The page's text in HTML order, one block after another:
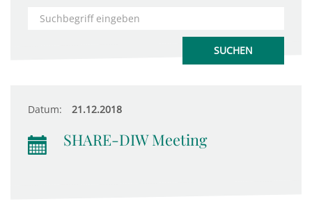
Datum: 21.12.2018
SHARE-DIW Meeting